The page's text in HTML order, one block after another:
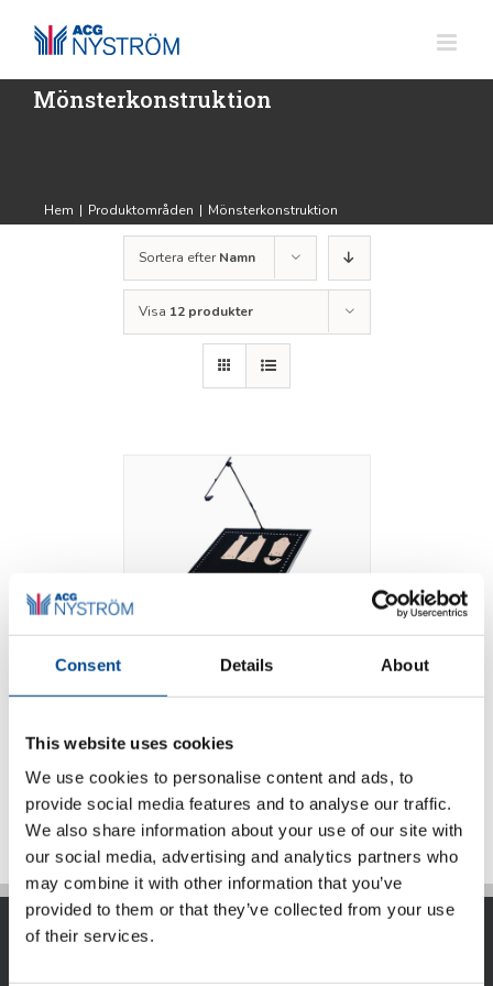
Consent Details About
This website uses cookies
We use cookies to personalise content and ads, to
provide social media features and to analyse our traffic.
We also share information about your use of our site with
our social media, advertising and analytics partners who
may combine it with other information that you’ve
provided to them or that they’ve collected from your use
of their services.
innehållet
Mönsterkonstruktion
Hem | Produktområden | Mönsterkonstruktion
Sortera efterNamn
Visa 12 produkter
Photo Digitizer
Detaljer